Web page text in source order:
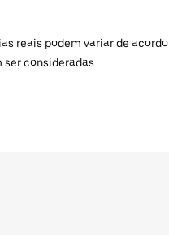
reais podem variar de acordo
ser consideradas